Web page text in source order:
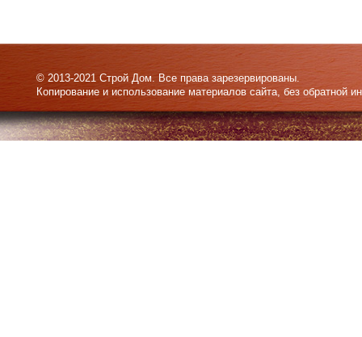
© 2013-2021 Строй Дом. Все права зарезервированы.
Копирование и использование материалов сайта, без обратной